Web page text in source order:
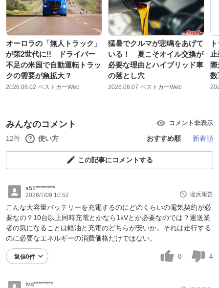
オーロラの「無人トラック」
が第2世代に!! ドライバー
不足の米国で自動運転トラッ
クの需要が急拡大？
2026.08.02 ベストカーWeb
猛暑でクルマが悲鳴をあげて
いる！ 夏こそオイル交換が
必要な理由とハイブリッド車
の落とし穴
2026.08.07 ベストカーWeb
数
みんなのコメント コメント非表示
12件 使い方 おすすめ順 新着順
この記事にコメントする
s51********
2026/7/09 10:52
違反報告
こんな大容量バッテリーを充電するのにどのくらいの電気契約が必
要なの？10台以上同時充電とかなら1kVとか必要なのでは？運送業
者の気になることは軽油と充電のどちらが安いか。それは走行する
のに必要なエネルギーの消費価格だけではない。
返信0件 8 4
ivq********